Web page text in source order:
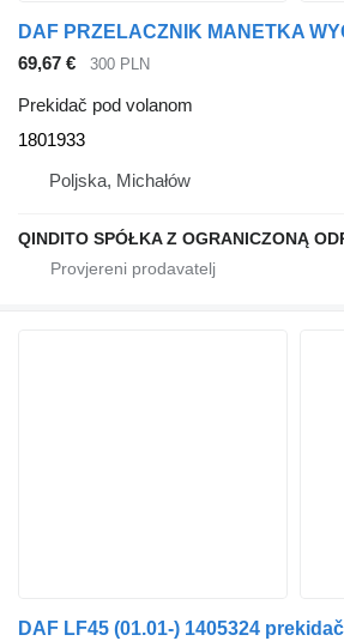
69,67 € 300 PLN
Prekidač pod volanom
1801933
Poljska, Michałów